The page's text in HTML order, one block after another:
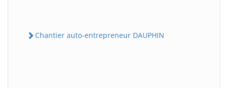
Chantier auto-entrepreneur DAUPHIN